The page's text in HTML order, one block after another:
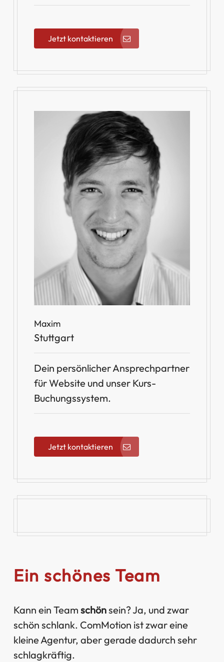
Jetzt kontaktieren
Maxim
Stuttgart
Dein persönlicher Ansprechpartner
für Website und unser Kurs-
Buchungssystem.
Jetzt kontaktieren
Ein schönes Team
Kann ein Team schönsein? Ja, und zwar
schön schlank. ComMotion ist zwar eine
kleine Agentur, aber gerade dadurch sehr
schlagkräftig.